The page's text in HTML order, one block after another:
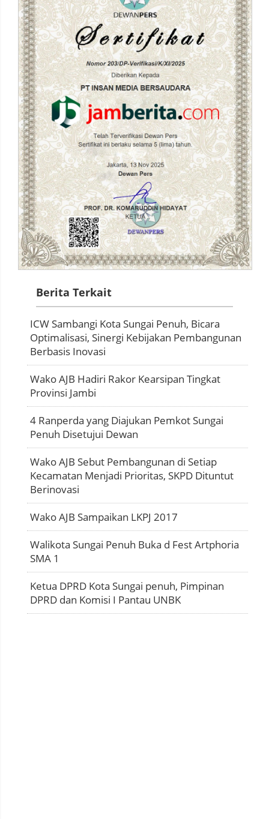
Berita Terkait
ICW Sambangi Kota Sungai Penuh, Bicara
Optimalisasi, Sinergi Kebijakan Pembangunan
Berbasis Inovasi
Wako AJB Hadiri Rakor Kearsipan Tingkat
Provinsi Jambi
4 Ranperda yang Diajukan Pemkot Sungai
Penuh Disetujui Dewan
Wako AJB Sebut Pembangunan di Setiap
Kecamatan Menjadi Prioritas, SKPD Dituntut
Berinovasi
Wako AJB Sampaikan LKPJ 2017
Walikota Sungai Penuh Buka d Fest Artphoria
SMA 1
Ketua DPRD Kota Sungai penuh, Pimpinan
DPRD dan Komisi I Pantau UNBK